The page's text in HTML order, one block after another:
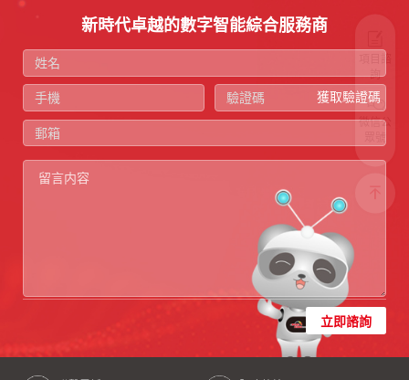
詢
微信公
新時代卓越的數字智能綜合服務商
獲取驗證碼
立即諮詢